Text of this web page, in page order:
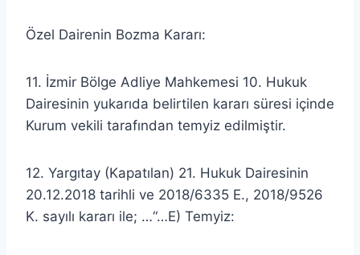
Özel Dairenin Bozma Kararı:
11. İzmir Bölge Adliye Mahkemesi 10. Hukuk
Dairesinin yukarıda belirtilen kararı süresi içinde
Kurum vekili tarafından temyiz edilmiştir.
12. Yargıtay (Kapatılan) 21. Hukuk Dairesinin
20.12.2018 tarihli ve 2018/6335 E., 2018/9526
K. sayılı kararı ile; …“…E) Temyiz: